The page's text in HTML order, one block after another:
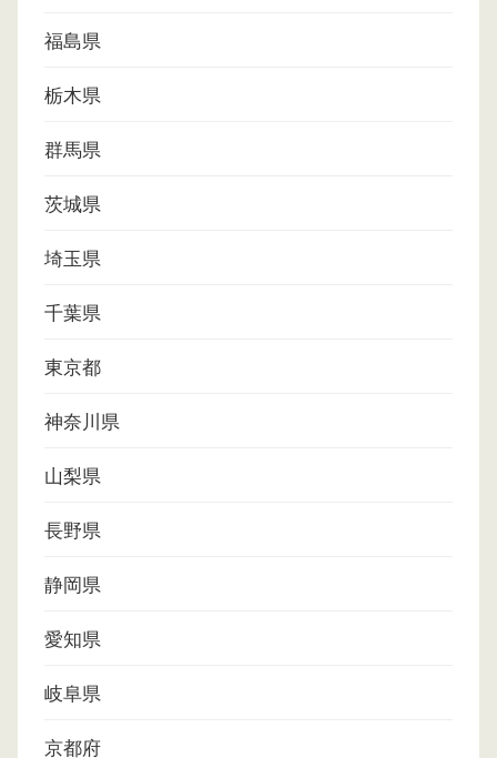
福島県
栃木県
群馬県
茨城県
埼玉県
千葉県
東京都
神奈川県
山梨県
長野県
静岡県
愛知県
岐阜県
京都府